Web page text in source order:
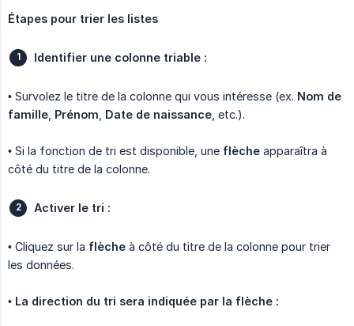
Étapes pour trier les listes
Identifier une colonne triable :
• Survolez le titre de la colonne qui vous intéresse (ex. Nom de
famille Prénom Date de naissance , etc.).
• Si la fonction de tri est disponible, une flèche apparaîtra à
côté du titre de la colonne.
Activer le tri :
• Cliquez sur la flèche à côté du titre de la colonne pour trier
les données.
• La direction du tri sera indiquée par la flèche :